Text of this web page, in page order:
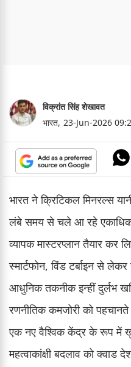
विक्रांत सिंह शेखावत
भारत, 23-Jun-2026
भारत ने क्रिटिकल मिनरल्स
लंबे समय से चले आ रहे
व्यापक मास्टरप्लान तैयार कर
स्मार्टफोन, विंड टर्बाइन से
आधुनिक तकनीक इन्हीं दुर्लभ
रणनीतिक कमजोरी को
एक नए वैश्विक केंद्र के रूप में
महत्वाकांक्षी बदलाव को